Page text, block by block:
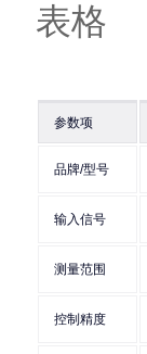
表格
参数项
品牌/型号
输入信号
测量范围
控制精度